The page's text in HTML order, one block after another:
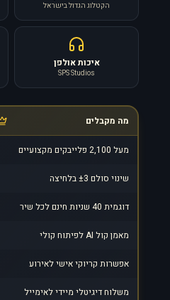
הקטלוג הגדול בישראל
איכות אולפן
SPS Studios
מה מקבלים
מעל 2,100 פלייבקים מקצועיים
שינוי סולם ±3 בלחיצה
דוגמית 40 שניות חינם לכל שיר
מאמן קול AI לפיתוח קולי
אפשרות קריוקי אישי לאירוע
משלוח דיגיטלי מיידי לאימייל